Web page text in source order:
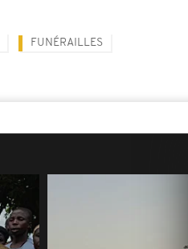
FUNÉRAILLES